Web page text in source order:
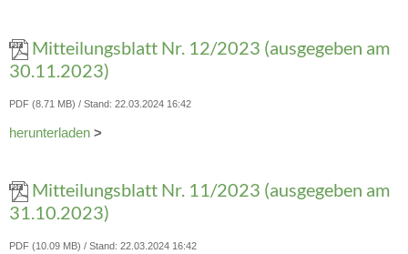
Mitteilungsblatt Nr. 12/2023 (ausgegeben am
30.11.2023)
PDF (8.71 MB) Stand: 22.03.2024 16:42
herunterladen >
Mitteilungsblatt Nr. 11/2023 (ausgegeben am
31.10.2023)
PDF (10.09 MB) Stand: 22.03.2024 16:42